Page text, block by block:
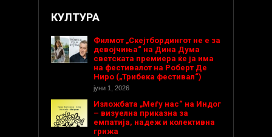
КУЛТУРА
Филмот „Скејтбордингот не е за
девојчиња“ на Дина Дума
светската премиера ќе ја има
на фестивалот на Роберт Де
Ниро („Трибека фестивал“)
јуни 1, 2026
Изложбата „Меѓу нас“ на Индог
– визуелна приказна за
емпатија, надеж и колективна
грижа